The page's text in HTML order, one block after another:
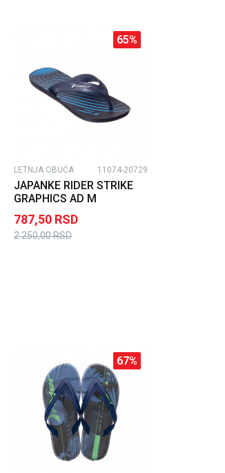
65%
LETNJA OBUĆA 11074-20729
JAPANKE RIDER STRIKE
GRAPHICS AD M
787,50 RSD
2.250,00RSD
67%